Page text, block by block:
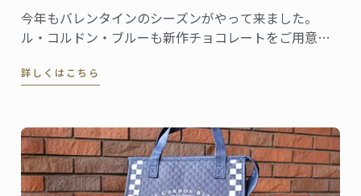
今年もバレンタインのシーズンがやって来ました。
ル・コルドン・ブルーも新作チョコレートをご用意し
詳しくはこちら